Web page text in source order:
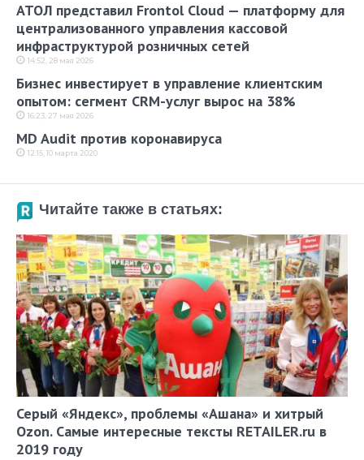
АТОЛ представил Frontol Cloud — платформу для
централизованного управления кассовой
инфраструктурой розничных сетей
14:52, 28 мая 2026
Бизнес инвестирует в управление клиентским
опытом: сегмент CRM-услуг вырос на 38%
16:23, 27 мая 2026
MD Audit против коронавируса
12:15, 10 марта 2020
Читайте также в статьях:
Серый «Яндекс», проблемы «Ашана» и хитрый
Ozon. Самые интересные тексты RETAILER.ru в
2019 году